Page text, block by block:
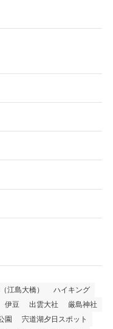
江島大橋）
ハイキング
伊豆 出雲大社
厳島神社
園
宍道湖夕日スポット